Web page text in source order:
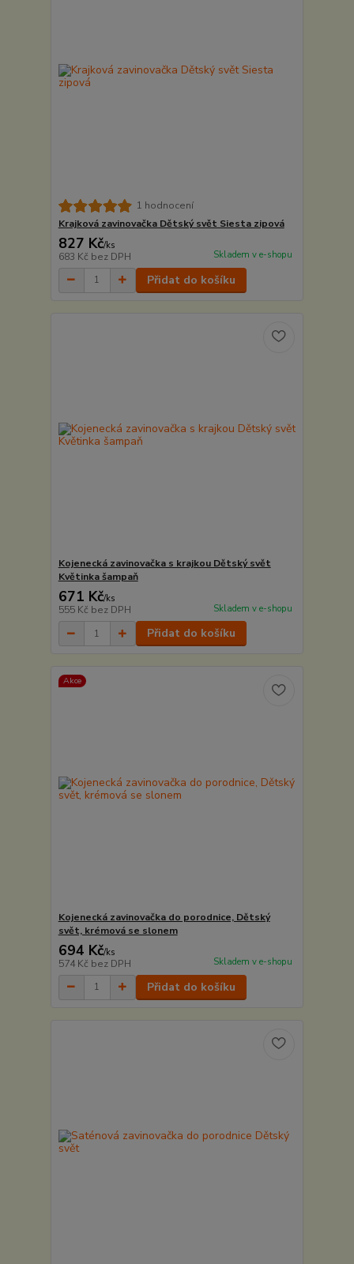
1 hodnocení
Krajková zavinovačka Dětský svět Siesta zipová
827 Kč/ks
683 Kč bez DPH Skladem v e-shopu
Přidat do košíku
Kojenecká zavinovačka s krajkou Dětský svět
Květinka šampaň
671 Kč/ks
555 Kč bez DPH Skladem v e-shopu
Přidat do košíku
Akce
Kojenecká zavinovačka do porodnice, Dětský
svět, krémová se slonem
694 Kč/ks
574 Kč bez DPH Skladem v e-shopu
Přidat do košíku